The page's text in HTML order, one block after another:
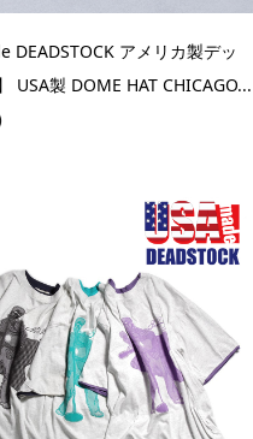
DEADSTOCK アメリカ製デッ
USA製 DOME HAT CHICAGO...